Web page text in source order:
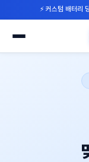
⚡ 커스텀 배터